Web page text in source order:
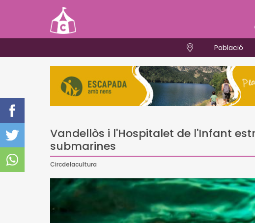
Població
Vandellòs i l'Hospitalet de l'Infant
submarines
Circdelacultura